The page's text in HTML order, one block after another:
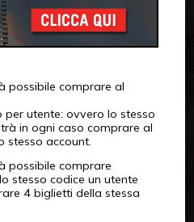
possibile comprare al
per utente: ovvero lo stesso
in ogni caso comprare al
stesso account.
possibile comprare
stesso codice un utente
4 biglietti della stessa